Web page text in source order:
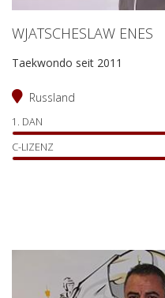
WJATSCHESLAW ENES
Taekwondo seit 2011
Russland
1. DAN
C-LIZENZ